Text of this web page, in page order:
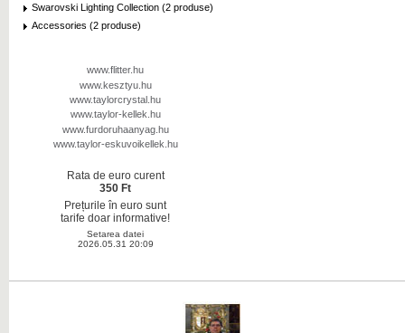
Swarovski Lighting Collection (2 produse)
Accessories (2 produse)
www.flitter.hu
www.kesztyu.hu
www.taylorcrystal.hu
www.taylor-kellek.hu
www.furdoruhaanyag.hu
www.taylor-eskuvoikellek.hu
Rata de euro curent
350 Ft
Prețurile în euro sunt
tarife doar informative!
Setarea datei
2026.05.31 20:09